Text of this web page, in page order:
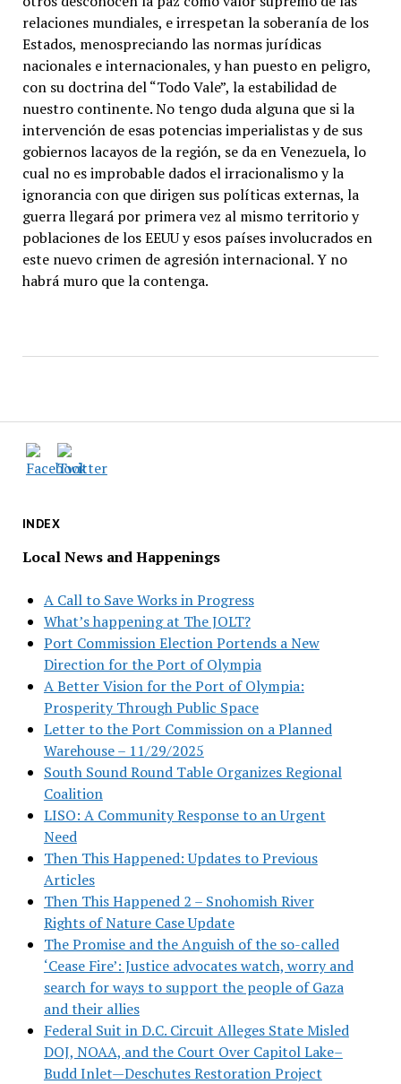
INDEX
Local News and Happenings
A Call to Save Works in Progress
What’s happening at The JOLT?
Port Commission Election Portends a New
Direction for the Port of Olympia
A Better Vision for the Port of Olympia:
Prosperity Through Public Space
Letter to the Port Commission on a Planned
Warehouse – 11/29/2025
South Sound Round Table Organizes Regional
Coalition
LISO: A Community Response to an Urgent
Need
Then This Happened: Updates to Previous
Articles
Then This Happened 2 – Snohomish River
Rights of Nature Case Update
The Promise and the Anguish of the so-called
‘Cease Fire’: Justice advocates watch, worry and
search for ways to support the people of Gaza
and their allies
Federal Suit in D.C. Circuit Alleges State Misled
DOJ, NOAA, and the Court Over Capitol Lake–
Budd Inlet—Deschutes Restoration Project
relaciones mundiales, e irrespetan la soberanía de los
Estados, menospreciando las normas jurídicas
nacionales e internacionales, y han puesto en peligro,
con su doctrina del “Todo Vale”, la estabilidad de
nuestro continente. No tengo duda alguna que si la
intervención de esas potencias imperialistas y de sus
gobiernos lacayos de la región, se da en Venezuela, lo
cual no es improbable dados el irracionalismo y la
ignorancia con que dirigen sus políticas externas, la
guerra llegará por primera vez al mismo territorio y
poblaciones de los EEUU y esos países involucrados en
este nuevo crimen de agresión internacional. Y no
habrá muro que la contenga.